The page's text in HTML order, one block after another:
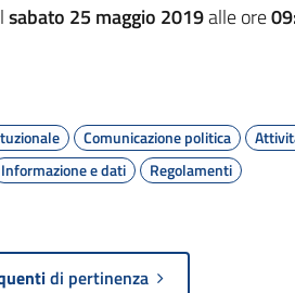
sabato 25 maggio 2019alle ore
Comunicazione politica
Informazione e dati Regolamenti
di pertinenza